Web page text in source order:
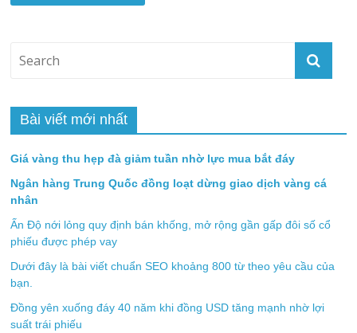
Bài viết mới nhất
Giá vàng thu hẹp đà giảm tuần nhờ lực mua bắt đáy
Ngân hàng Trung Quốc đồng loạt dừng giao dịch vàng cá
nhân
Ấn Độ nới lỏng quy định bán khống, mở rộng gần gấp đôi số cổ
phiếu được phép vay
Dưới đây là bài viết chuẩn SEO khoảng 800 từ theo yêu cầu của
bạn.
Đồng yên xuống đáy 40 năm khi đồng USD tăng mạnh nhờ lợi
suất trái phiếu